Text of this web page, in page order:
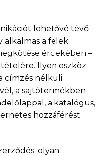
lehetővé tévő
alkalmas a felek
érdekében –
Ilyen eszköz
címzés nélküli
a sajtótermékben
a katalógus,
hozzáférést
olyan